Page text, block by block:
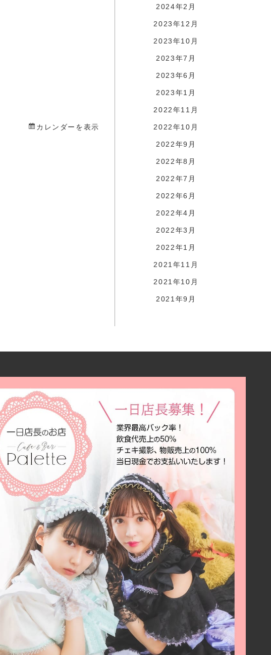
カレンダーを表示
2024年2月
2023年12月
2023年10月
2023年7月
2023年6月
2023年1月
2022年11月
2022年10月
2022年9月
2022年8月
2022年7月
2022年6月
2022年4月
2022年3月
2022年1月
2021年11月
2021年10月
2021年9月